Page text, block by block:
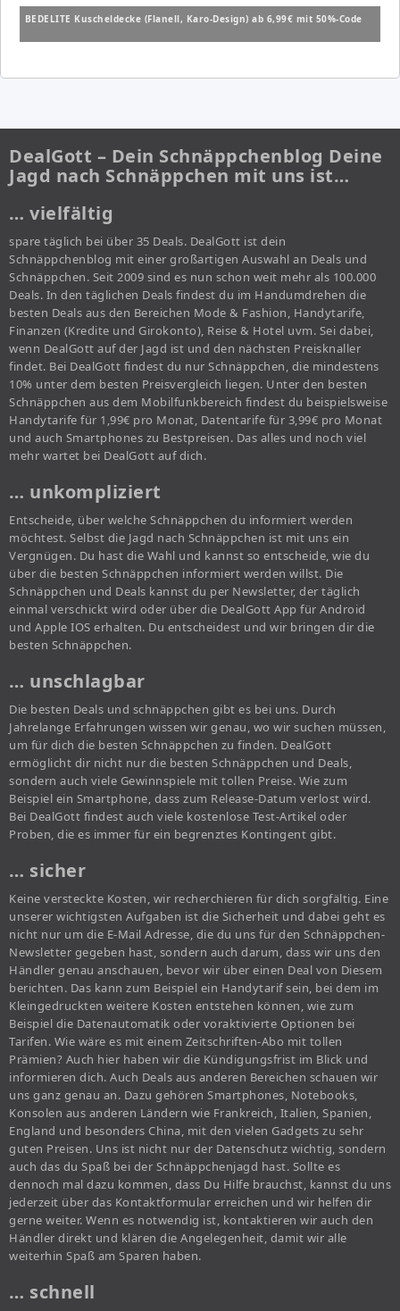
BEDELITE Kuscheldecke (Flanell, Karo-Design) ab 6,99€ mit 50%-Code
DealGott – Dein Schnäppchenblog Deine
Jagd nach Schnäppchen mit uns ist…
… vielfältig
spare täglich bei über 35 Deals. DealGott ist dein
Schnäppchenblog mit einer großartigen Auswahl an Deals und
Schnäppchen. Seit 2009 sind es nun schon weit mehr als 100.000
Deals. In den täglichen Deals findest du im Handumdrehen die
besten Deals aus den Bereichen Mode & Fashion, Handytarife,
Finanzen (Kredite und Girokonto), Reise & Hotel uvm. Sei dabei,
wenn DealGott auf der Jagd ist und den nächsten Preisknaller
findet. Bei DealGott findest du nur Schnäppchen, die mindestens
10% unter dem besten Preisvergleich liegen. Unter den besten
Schnäppchen aus dem Mobilfunkbereich findest du beispielsweise
Handytarife für 1,99€ pro Monat, Datentarife für 3,99€ pro Monat
und auch Smartphones zu Bestpreisen. Das alles und noch viel
mehr wartet bei DealGott auf dich.
… unkompliziert
Entscheide, über welche Schnäppchen du informiert werden
möchtest. Selbst die Jagd nach Schnäppchen ist mit uns ein
Vergnügen. Du hast die Wahl und kannst so entscheide, wie du
über die besten Schnäppchen informiert werden willst. Die
Schnäppchen und Deals kannst du per Newsletter, der täglich
einmal verschickt wird oder über die DealGott App für Android
und Apple IOS erhalten. Du entscheidest und wir bringen dir die
besten Schnäppchen.
… unschlagbar
Die besten Deals und schnäppchen gibt es bei uns. Durch
Jahrelange Erfahrungen wissen wir genau, wo wir suchen müssen,
um für dich die besten Schnäppchen zu finden. DealGott
ermöglicht dir nicht nur die besten Schnäppchen und Deals,
sondern auch viele Gewinnspiele mit tollen Preise. Wie zum
Beispiel ein Smartphone, dass zum Release-Datum verlost wird.
Bei DealGott findest auch viele kostenlose Test-Artikel oder
Proben, die es immer für ein begrenztes Kontingent gibt.
… sicher
Keine versteckte Kosten, wir recherchieren für dich sorgfältig. Eine
unserer wichtigsten Aufgaben ist die Sicherheit und dabei geht es
nicht nur um die E-Mail Adresse, die du uns für den Schnäppchen-
Newsletter gegeben hast, sondern auch darum, dass wir uns den
Händler genau anschauen, bevor wir über einen Deal von Diesem
berichten. Das kann zum Beispiel ein Handytarif sein, bei dem im
Kleingedruckten weitere Kosten entstehen können, wie zum
Beispiel die Datenautomatik oder voraktivierte Optionen bei
Tarifen. Wie wäre es mit einem Zeitschriften-Abo mit tollen
Prämien? Auch hier haben wir die Kündigungsfrist im Blick und
informieren dich. Auch Deals aus anderen Bereichen schauen wir
uns ganz genau an. Dazu gehören Smartphones, Notebooks,
Konsolen aus anderen Ländern wie Frankreich, Italien, Spanien,
England und besonders China, mit den vielen Gadgets zu sehr
guten Preisen. Uns ist nicht nur der Datenschutz wichtig, sondern
auch das du Spaß bei der Schnäppchenjagd hast. Sollte es
dennoch mal dazu kommen, dass Du Hilfe brauchst, kannst du uns
jederzeit über das Kontaktformular erreichen und wir helfen dir
gerne weiter. Wenn es notwendig ist, kontaktieren wir auch den
Händler direkt und klären die Angelegenheit, damit wir alle
weiterhin Spaß am Sparen haben.
… schnell